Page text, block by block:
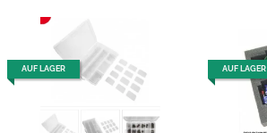
AUF LAGER AUF LAGER